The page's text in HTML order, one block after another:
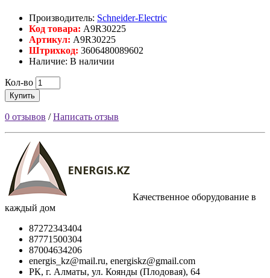
Производитель: Schneider-Electric
Код товара: A9R30225
Артикул: A9R30225
Штрихкод: 3606480089602
Наличие: В наличии
Кол-во
Купить
0 отзывов /Написать отзыв
Качественное оборудование в
каждый дом
87272343404
87771500304
87004634206
energis_kz@mail.ru, energiskz@gmail.com
РК, г. Алматы, ул. Коянды (Плодовая), 64